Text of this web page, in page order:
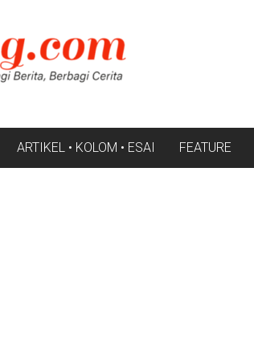
ARTIKEL • KOLOM • ESAI FEATURE